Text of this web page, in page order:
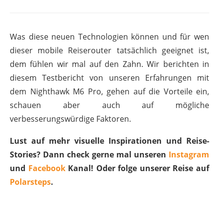
Was diese neuen Technologien können und für wen
dieser mobile Reiserouter tatsächlich geeignet ist,
dem fühlen wir mal auf den Zahn. Wir berichten in
diesem Testbericht von unseren Erfahrungen mit
dem Nighthawk M6 Pro, gehen auf die Vorteile ein,
schauen aber auch auf mögliche
verbesserungswürdige Faktoren.
Lust auf mehr visuelle Inspirationen und Reise-
Stories? Dann check gerne mal unseren Instagram
und FacebookKanal! Oder folge unserer Reise auf
Polarsteps.